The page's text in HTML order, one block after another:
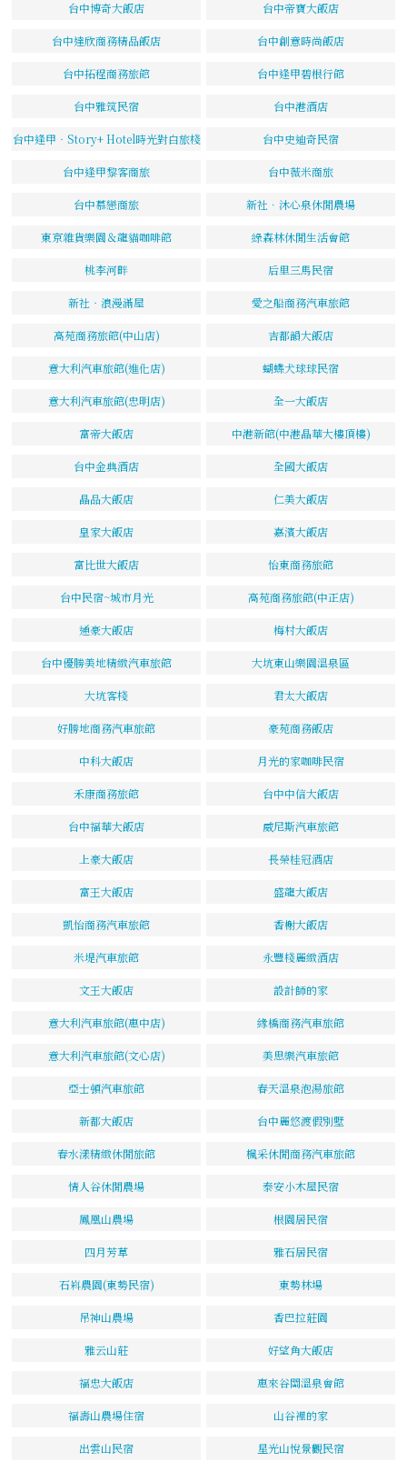
台中博奇大飯店 台中帝寶大飯店
台中達欣商務精品飯店 台中創意時尚飯店
台中拓程商務旅館 台中逢甲碧根行館
台中雅筑民宿 台中港酒店
台中逢甲‧Story+ Hotel時光對白旅棧 台中史迪奇民宿
台中逢甲黎客商旅 台中薇米商旅
台中慕戀商旅 新社．沐心泉休閒農場
東京雜貨樂園＆龍貓咖啡館 綠森林休閒生活會館
桃李河畔 后里三馬民宿
新社‧浪漫滿屋 愛之船商務汽車旅館
高苑商務旅館(中山店) 吉都韻大飯店
意大利汽車旅館(進化店) 蝴蝶犬球球民宿
意大利汽車旅館(忠明店) 全一大飯店
富帝大飯店 中港新館(中港晶華大樓頂樓)
台中金典酒店 全國大飯店
晶品大飯店 仁美大飯店
皇家大飯店 嘉濱大飯店
富比世大飯店 怡東商務旅館
台中民宿~城市月光 高苑商務旅館(中正店)
通豪大飯店 梅村大飯店
台中優勝美地精緻汽車旅館 大坑東山樂園溫泉區
大坑客棧 君太大飯店
好勝地商務汽車旅館 豪苑商務飯店
中科大飯店 月光的家咖啡民宿
禾康商務旅館 台中中信大飯店
台中福華大飯店 威尼斯汽車旅館
上豪大飯店 長榮桂冠酒店
富王大飯店 盛龍大飯店
凱怡商務汽車旅館 香榭大飯店
米堤汽車旅館 永豐棧麗緻酒店
文王大飯店 設計師的家
意大利汽車旅館(惠中店) 緣橋商務汽車旅館
意大利汽車旅館(文心店) 美思樂汽車旅館
亞士頓汽車旅館 春天溫泉泡湯旅館
新都大飯店 台中麗悠渡假別墅
春水漾精緻休閒旅館 楓采休閒商務汽車旅館
情人谷休閒農場 泰安小木屋民宿
鳳凰山農場 根園居民宿
四月芳草 雅石居民宿
石嵙農園(東勢民宿) 東勢林場
吊神山農場 香巴拉莊園
雅云山莊 好望角大飯店
福忠大飯店 惠來谷關溫泉會館
福壽山農場住宿 山谷裡的家
出雲山民宿 星光山悅景觀民宿